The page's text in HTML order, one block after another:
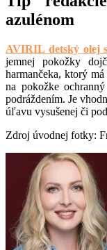
azulénom
AVIRIL detský olej
jemnej pokožky
harmančeka, ktorý
na pokožke
podráždením. Je
úľavu vysušenej či
Zdroj úvodnej fotky: